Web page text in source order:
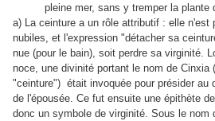
pleine mer, sans y tremper la plante
a) La ceinture a un rôle attributif : elle n'est
nubiles, et l'expression "détacher sa
nue (pour le bain), soit perdre sa virginité.
noce, une divinité portant le nom de Cinxia
"ceinture") était invoquée pour présider au
de l'épousée. Ce fut ensuite une épithète
donc un symbole de virginité. Sous le nom